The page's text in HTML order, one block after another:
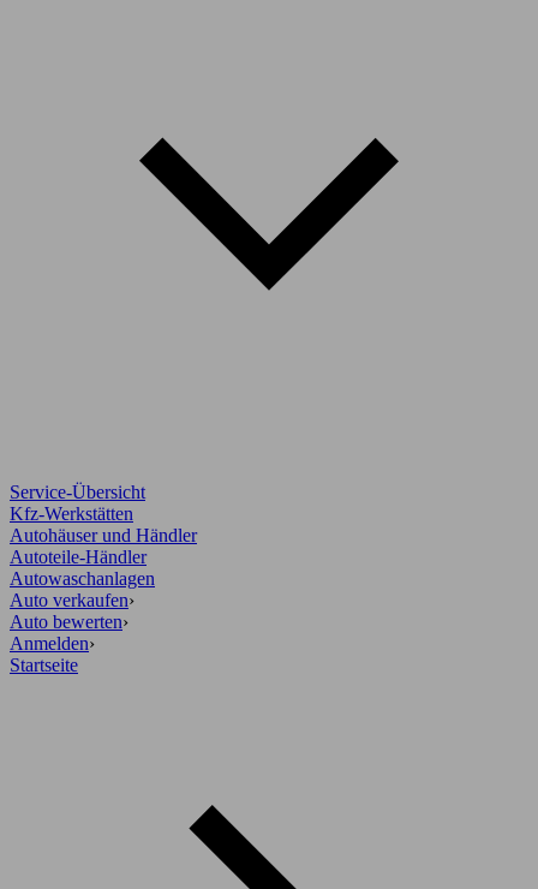
Service-Übersicht
Kfz-Werkstätten
Autohäuser und Händler
Autoteile-Händler
Autowaschanlagen
Auto verkaufen›
Auto bewerten›
Anmelden›
Startseite